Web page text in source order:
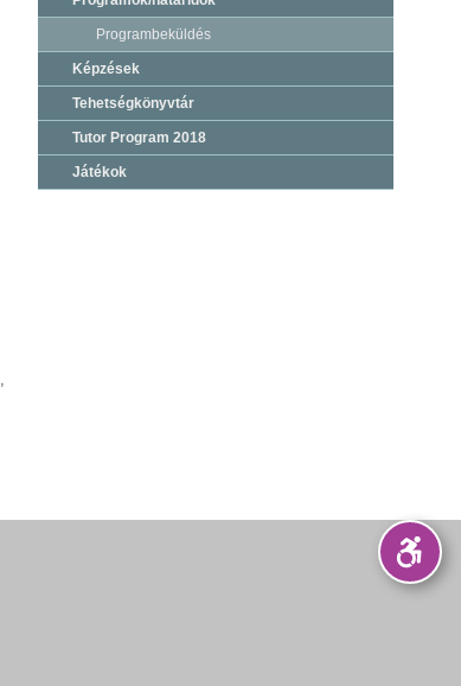
Programbeküldés
Képzések
Tehetségkönyvtár
Tutor Program 2018
Játékok